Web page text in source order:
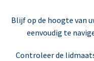
Blijf op de hoogte van
eenvoudig te
Controleer de